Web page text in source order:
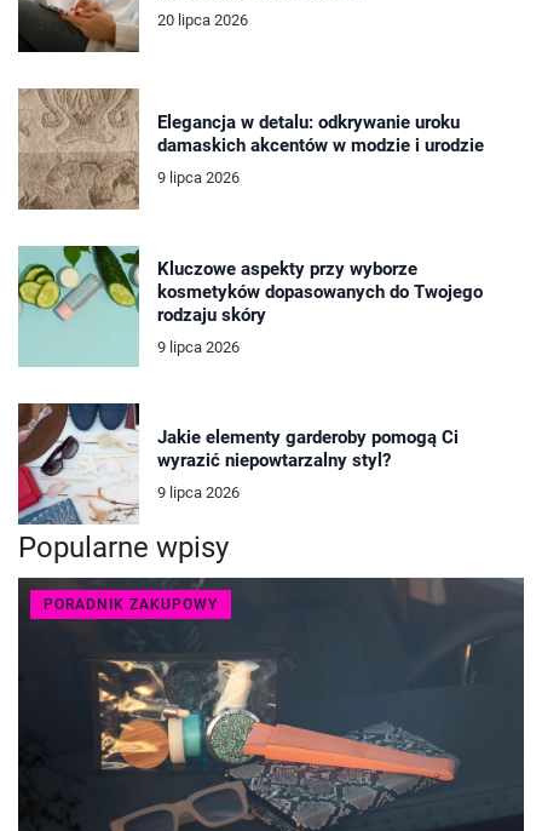
20 lipca 2026
Elegancja w detalu: odkrywanie uroku
damaskich akcentów w modzie i urodzie
9 lipca 2026
Kluczowe aspekty przy wyborze
kosmetyków dopasowanych do Twojego
rodzaju skóry
9 lipca 2026
Jakie elementy garderoby pomogą Ci
wyrazić niepowtarzalny styl?
9 lipca 2026
Popularne wpisy
PORADNIK ZAKUPOWY